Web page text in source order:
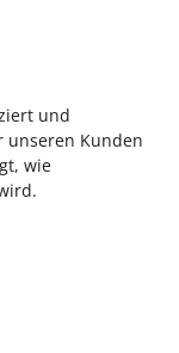
und
unseren Kunden
wie